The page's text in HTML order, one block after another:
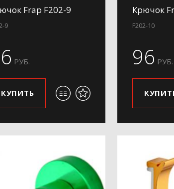
Frap F202-9
9
РУБ.
КУПИТЬ
Крючок
F202-10
96 РУБ.